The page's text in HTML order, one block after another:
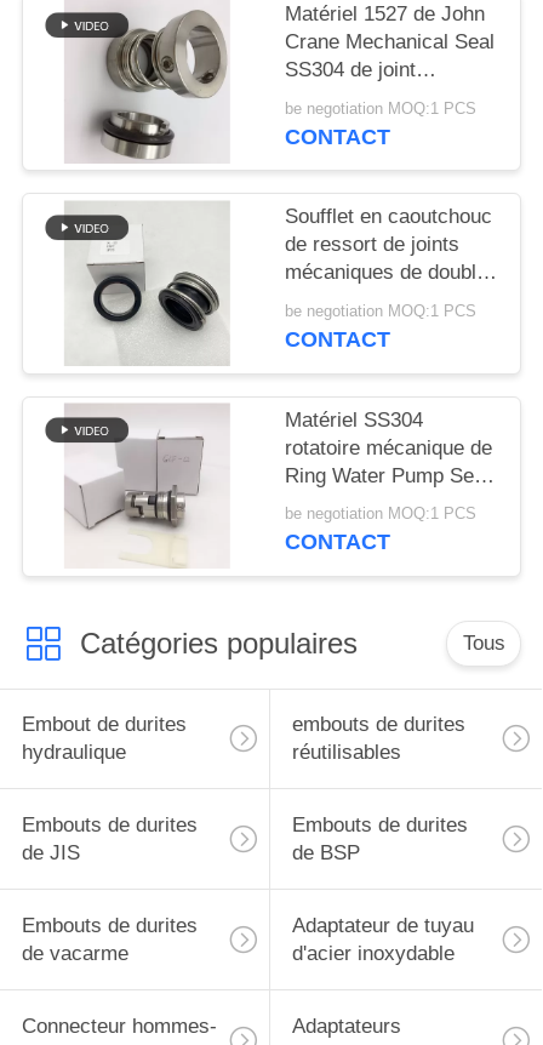
PRIVACY
POLICY
Matériel 1527 de John
Crane Mechanical Seal
SS304 de joint
circulaire de réparation
be negotiation MOQ:1 PCS
CONTACT
Soufflet en caoutchouc
de ressort de joints
mécaniques de double
visage simple
d'extrémité
be negotiation MOQ:1 PCS
CONTACT
Matériel SS304
rotatoire mécanique de
Ring Water Pump Seal
12mm
be negotiation MOQ:1 PCS
CONTACT
Catégories populaires Tous
Embout de durites
hydraulique
embouts de durites
réutilisables
Embouts de durites
de JIS
Embouts de durites
de BSP
Embouts de durites
de vacarme
Adaptateur de tuyau
d'acier inoxydable
Connecteur hommes-
Adaptateurs